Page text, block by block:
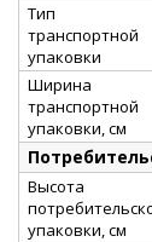
Тип
транспортной
упаковки
Ширина
транспортной
упаковки, см
Высота
упаковки, см